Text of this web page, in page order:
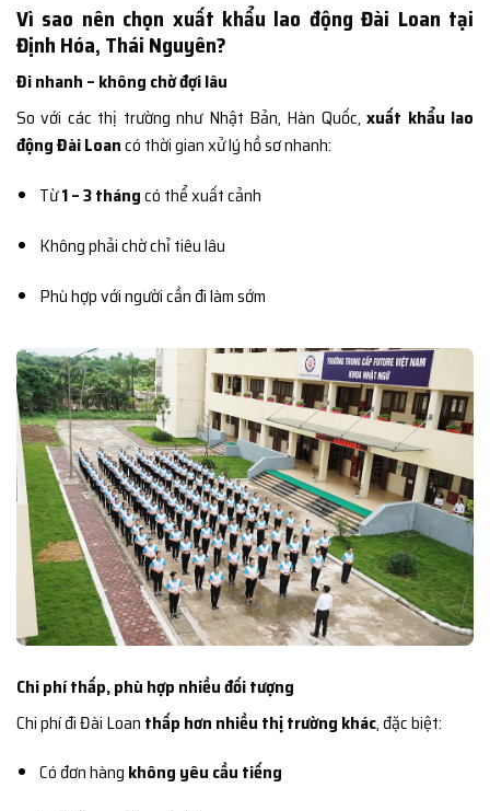
Vì sao nên chọn xuất khẩu lao động Đài Loan tại
Định Hóa, Thái Nguyên?
Đi nhanh – không chờ đợi lâu
So với các thị trường như Nhật Bản, Hàn Quốc,xuất khẩu lao
động Đài Loancó thời gian xử lý hồ sơ nhanh:
Từ1 – 3 thángcó thể xuất cảnh
Không phải chờ chỉ tiêu lâu
Phù hợp với người cần đi làm sớm
Chi phí thấp, phù hợp nhiều đối tượng
Chi phí đi Đài Loan thấp hơn nhiều thị trường khác, đặc biệt:
Có đơn hàng không yêu cầu tiếng